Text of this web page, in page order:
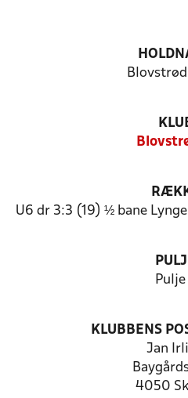
U6 dr 3:3 (19) ½ bane
Pulje
KLUBBENS
Jan
4050